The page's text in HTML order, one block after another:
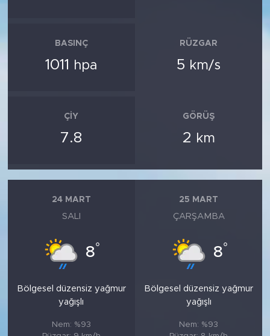
BASINÇ
1011 hpa
RÜZGAR
5 km/s
ÇIY
7.8
GÖRÜŞ
2 km
24 MART
SALI
8°
Bölgesel düzensiz yağmur
yağışlı
Nem: %93
25 MART
ÇARŞAMBA
8°
Bölgesel düzensiz yağmur
yağışlı
Nem: %93